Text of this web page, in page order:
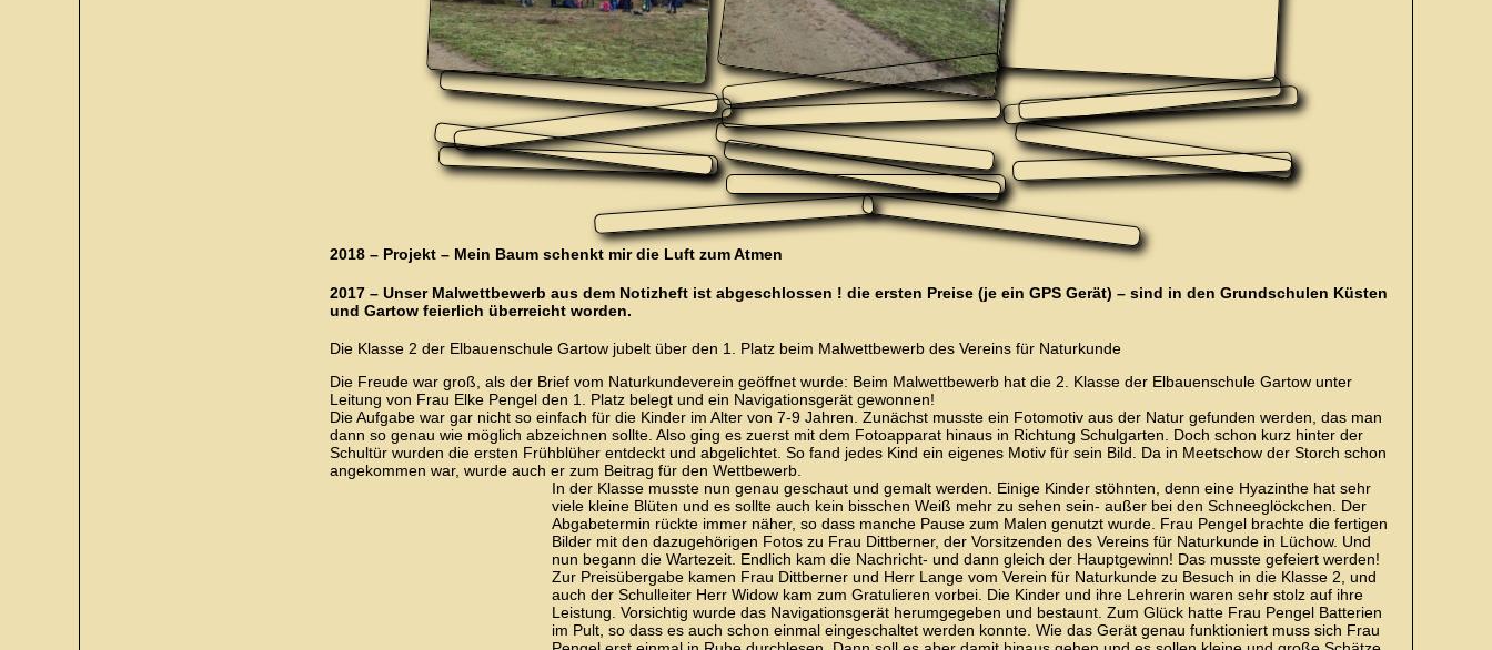
2018 – Projekt – Mein Baum schenkt mir die Luft zum Atmen
2017 – Unser Malwettbewerb aus dem Notizheft ist abgeschlossen ! die ersten Preise (je ein GPS Gerät) – sind in den Grundschulen Küsten
und Gartow feierlich überreicht worden.
Die Klasse 2 der Elbauenschule Gartow jubelt über den 1. Platz beim Malwettbewerb des Vereins für Naturkunde
Die Freude war groß, als der Brief vom Naturkundeverein geöffnet wurde: Beim Malwettbewerb hat die 2. Klasse der Elbauenschule Gartow unter
Leitung von Frau Elke Pengel den 1. Platz belegt und ein Navigationsgerät gewonnen!
Die Aufgabe war gar nicht so einfach für die Kinder im Alter von 7-9 Jahren. Zunächst musste ein Fotomotiv aus der Natur gefunden werden, das man
dann so genau wie möglich abzeichnen sollte. Also ging es zuerst mit dem Fotoapparat hinaus in Richtung Schulgarten. Doch schon kurz hinter der
Schultür wurden die ersten Frühblüher entdeckt und abgelichtet. So fand jedes Kind ein eigenes Motiv für sein Bild. Da in Meetschow der Storch schon
angekommen war, wurde auch er zum Beitrag für den Wettbewerb.
In der Klasse musste nun genau geschaut und gemalt werden. Einige Kinder stöhnten, denn eine Hyazinthe hat sehr
viele kleine Blüten und es sollte auch kein bisschen Weiß mehr zu sehen sein- außer bei den Schneeglöckchen. Der
Abgabetermin rückte immer näher, so dass manche Pause zum Malen genutzt wurde. Frau Pengel brachte die fertigen
Bilder mit den dazugehörigen Fotos zu Frau Dittberner, der Vorsitzenden des Vereins für Naturkunde in Lüchow. Und
nun begann die Wartezeit. Endlich kam die Nachricht- und dann gleich der Hauptgewinn! Das musste gefeiert werden!
Zur Preisübergabe kamen Frau Dittberner und Herr Lange vom Verein für Naturkunde zu Besuch in die Klasse 2, und
auch der Schulleiter Herr Widow kam zum Gratulieren vorbei. Die Kinder und ihre Lehrerin waren sehr stolz auf ihre
Leistung. Vorsichtig wurde das Navigationsgerät herumgegeben und bestaunt. Zum Glück hatte Frau Pengel Batterien
im Pult, so dass es auch schon einmal eingeschaltet werden konnte. Wie das Gerät genau funktioniert muss sich Frau